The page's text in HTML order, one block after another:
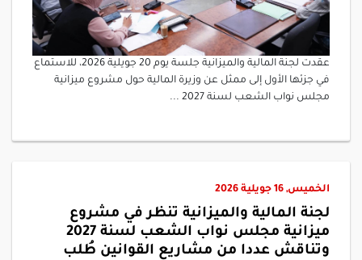
عقدت لجنة المالية والميزانية جلسة يوم 20 جويلية 2026، للاستماع
في جزئها الأول إلى ممثل عن وزيرة المالية حول مشروع ميزانية
مجلس نواب الشعب لسنة 2027 ...
الخميس, 16 جويلية 2026
لجنة المالية والميزانية تنظر في مشروع
ميزانية مجلس نواب الشعب لسنة 2027
وتناقش عددا من مشاريع القوانين طُلب